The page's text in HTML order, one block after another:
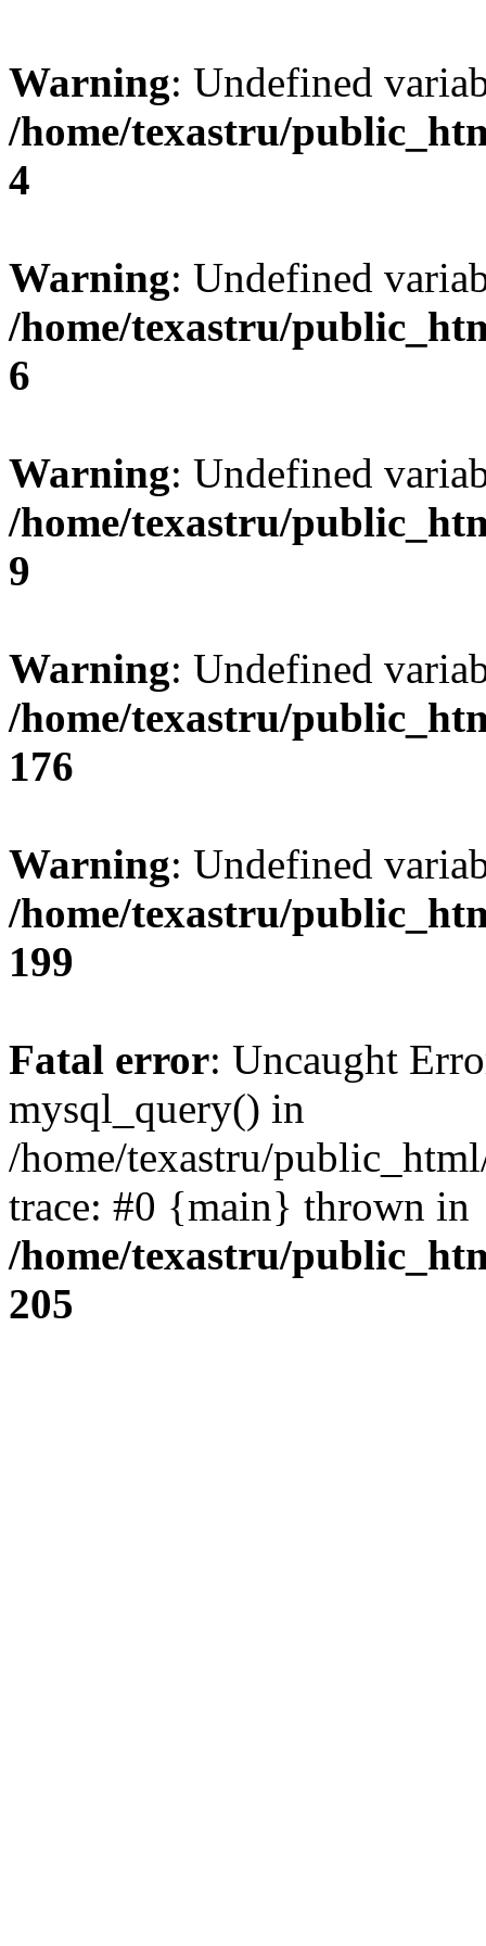
Warning: Undefined
/home/texastru/
4
Warning: Undefined
/home/texastru/
6
Warning: Undefined
/home/texastru/
9
Warning: Undefined
/home/texastru/
176
Warning: Undefined
/home/texastru/
199
Fatal error: Uncaught
mysql_query() in
/home/texastru/
trace: #0 {main} thrown in
/home/texastru/
205